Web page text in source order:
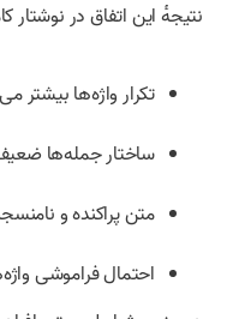
نتیجهٔ این اتفاق در
تکرار واژه‌ها بیشتر
ساختار جمله‌ها
متن پراکنده و
احتمال فراموشی